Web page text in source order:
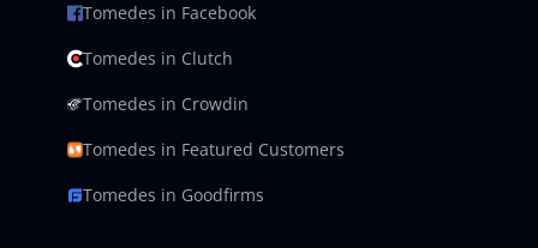
Tomedes in Facebook
Tomedes in Clutch
Tomedes in Crowdin
Tomedes in Featured Customers
Tomedes in Goodfirms